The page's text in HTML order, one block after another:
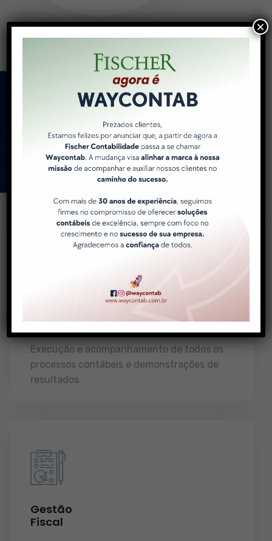
Como a WayContab pode
ajudar você e sua
empresa
Contábil
Execução e acompanhamento de todos os
processos contábeis e demonstrações de
resultados.
Gestão
Fiscal
×